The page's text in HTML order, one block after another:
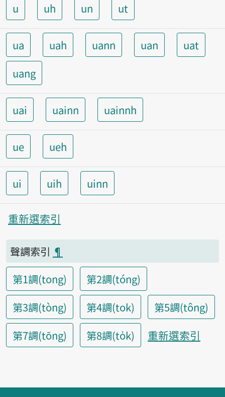
u uh un ut
ua uah uann uan
uat
uang
uai uainn uainnh
ue ueh
ui uih uinn
重新選索引
聲調索引 ¶
第1調(tong)
第2調(tóng)
第3調(tòng)
第4調(tok)
第5調(tông)
第7調(tōng)
第8調(to̍k) 重新選索引